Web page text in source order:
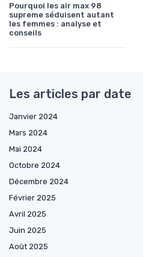
Pourquoi les air max 98
supreme séduisent autant
les femmes : analyse et
conseils
Les articles par date
Janvier 2024
Mars 2024
Mai 2024
Octobre 2024
Décembre 2024
Février 2025
Avril 2025
Juin 2025
Août 2025